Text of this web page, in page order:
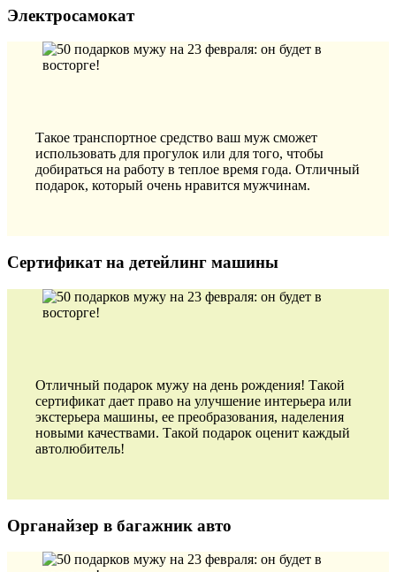
Электросамокат
Такое транспортное средство ваш муж сможет
использовать для прогулок или для того, чтобы
добираться на работу в теплое время года. Отличный
подарок, который очень нравится мужчинам.
Сертификат на детейлинг машины
Отличный подарок мужу на день рождения! Такой
сертификат дает право на улучшение интерьера или
экстерьера машины, ее преобразования, наделения
новыми качествами. Такой подарок оценит каждый
автолюбитель!
Органайзер в багажник авто